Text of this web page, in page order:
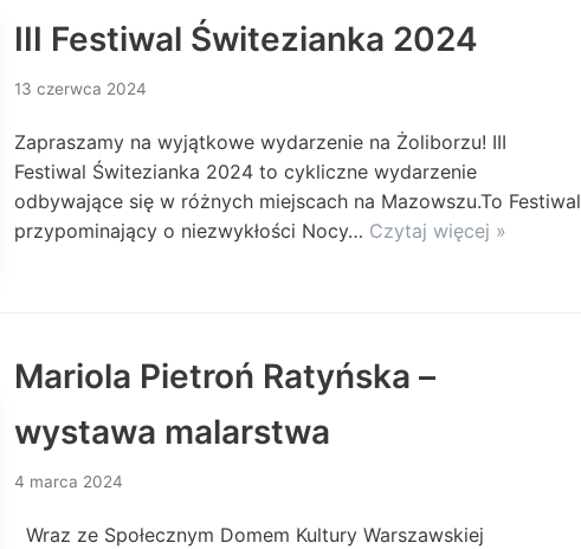
III Festiwal Świtezianka 2024
13 czerwca 2024
Zapraszamy na wyjątkowe wydarzenie na Żoliborzu! III
Festiwal Świtezianka 2024 to cykliczne wydarzenie
odbywające się w różnych miejscach na Mazowszu.To Festiwal
przypominający o niezwykłości Nocy… Czytaj więcej »
Mariola Pietroń Ratyńska –
wystawa malarstwa
4 marca 2024
Wraz ze Społecznym Domem Kultury Warszawskiej